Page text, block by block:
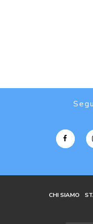
CHI SIAMO